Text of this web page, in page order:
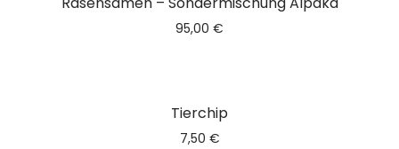
95,00 €
Tierchip
7,50 €